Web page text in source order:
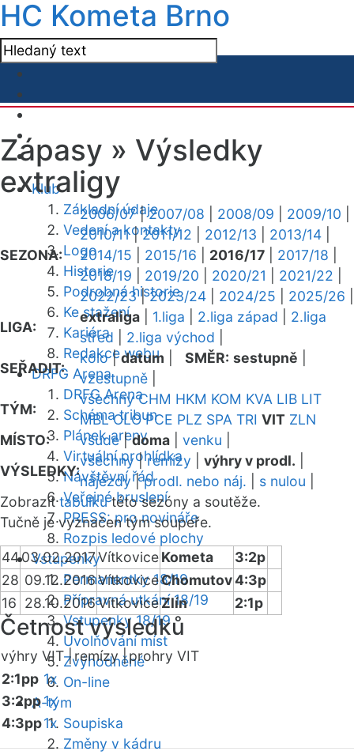
HC Kometa Brno
Klub
Základní údaje
Vedení a kontakty
Logo
Historie
Podrobná historie
Ke stažení
Kariéra
Redakce webu
DRFG Arena
DRFG Arena
Schéma tribun
Plánek areny
Virtuální prohlídka
Návštěvní řád
Veřejné bruslení
PRESS: pro novináře
Rozpis ledové plochy
Vstupenky
Permanentky 18/19
Přípravná utkání 18/19
Vstupenky 18/19
Uvolňování míst
Zvýhodněné
On-line
A-tým
Soupiska
Změny v kádru
Zápasy » Výsledky
extraligy
SEZONA:
2006/07|2007/08 2008/09 2009/10
2010/11|2011/12 2012/13 2013/14
2014/15
2015/16 2016/17 2017/18
2018/19
2019/20 2020/21 2021/22
2022/23|2023/24 2024/25 2025/26
LIGA:
extraliga 1.liga 2.liga západ
2.liga
střed
2.liga východ
SEŘADIT:
kolo|datum SMĚR: sestupně
vzestupně
TÝM:
všechny CHM HKM KOM KVA LIB LIT
MBL OLO PCE PLZ SPA TRI VIT ZLN
MÍSTO:
všude|doma venku
VÝSLEDKY:
všechny|remízy výhry v prodl.
nájezdy|prodl. nebo náj. s nulou
Zobrazittabulkutéto sezóny a soutěže.
Tučně je vyznačen tým soupeře.
4403.02.2017VítkoviceKometa
3:2p
28 09.12.2016VítkoviceChomutov4:3p
16 28.10.2016VítkoviceZlín 2:1p
Četnost výsledků
výhry VIT |remízy |prohry VIT
2:1pp 1x
3:2pp1x
4:3pp1x